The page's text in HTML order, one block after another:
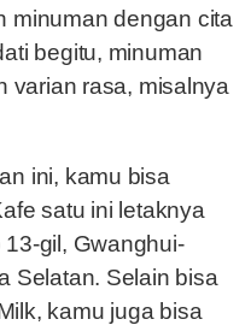
minuman dengan cita
begitu, minuman
varian rasa, misalnya
ini, kamu bisa
satu ini letaknya
gil, Gwanghui-
Selatan. Selain bisa
kamu juga bisa